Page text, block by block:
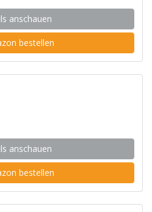
anschauen
bestellen
anschauen
bestellen